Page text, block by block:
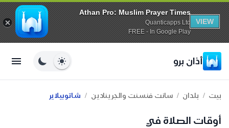
Athan Pro: Muslim Prayer Times
Quanticapps Ltd
FREE - In Google Play
VIEW
أذان برو
بيت / بلدان / سانت فنسنت والجرينادين / شاتوبيلاير
أوقات الصلاة في